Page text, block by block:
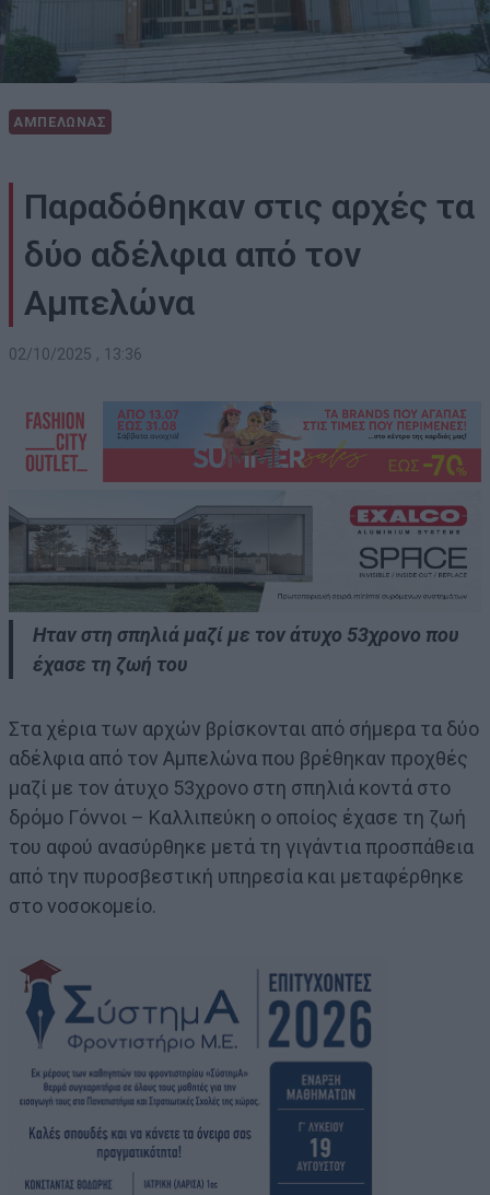
ΑΜΠΕΛΩΝΑΣ
Παραδόθηκαν στις αρχές τα
δύο αδέλφια από τον
Αμπελώνα
02/10/2025 , 13:36
Ηταν στη σπηλιά μαζί με τον άτυχο 53χρονο που
έχασε τη ζωή του
Στα χέρια των αρχών βρίσκονται από σήμερα τα δύο
αδέλφια από τον Αμπελώνα που βρέθηκαν προχθές
μαζί με τον άτυχο 53χρονο στη σπηλιά κοντά στο
δρόμο Γόννοι – Καλλιπεύκη ο οποίος έχασε τη ζωή
του αφού ανασύρθηκε μετά τη γιγάντια προσπάθεια
από την πυροσβεστική υπηρεσία και μεταφέρθηκε
στο νοσοκομείο.